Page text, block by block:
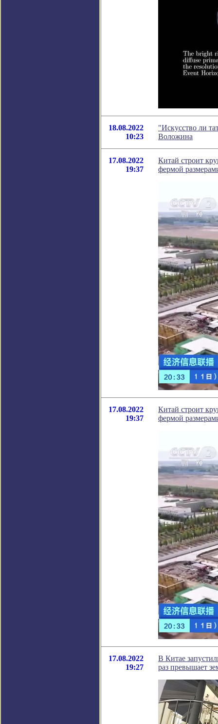
18.08.2022
10:23
"Искусство ли
Воложина
17.08.2022
19:37
Китай строит
фермой
17.08.2022
19:37
Китай строит
фермой
17.08.2022
19:27
В Китае
раз превышает